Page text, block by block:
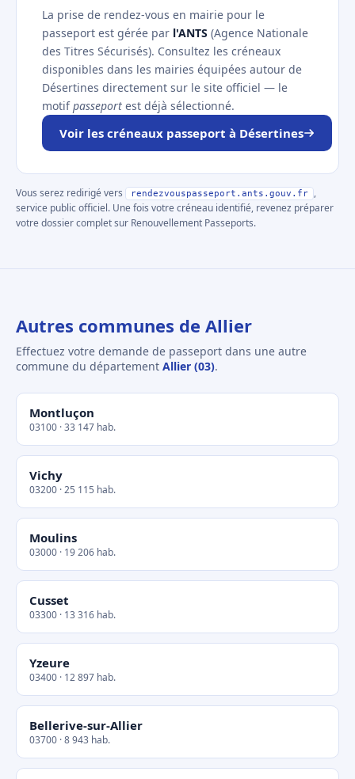
La prise de rendez-vous en mairie pour le
passeport est gérée par l'ANTS (Agence Nationale
des Titres Sécurisés). Consultez les créneaux
disponibles dans les mairies équipées autour de
Désertines directement sur le site officiel — le
motifpasseport est déjà sélectionné.
Voir les créneaux passeport à Désertines
Vous serez redirigé vers rendezvouspasseport.ants.gouv.fr
,
service public officiel. Une fois votre créneau identifié, revenez préparer
votre dossier complet sur Renouvellement Passeports.
Autres communes de Allier
Effectuez votre demande de passeport dans une autre
commune du département Allier (03).
Montluçon
03100 · 33 147 hab.
Vichy
03200 · 25 115 hab.
Moulins
03000 · 19 206 hab.
Cusset
03300 · 13 316 hab.
Yzeure
03400 · 12 897 hab.
Bellerive-sur-Allier
03700 · 8 943 hab.